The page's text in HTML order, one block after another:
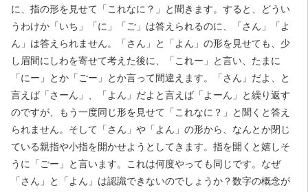
に、指の形を見せて「これなに？」と聞きます。すると、どうい
うわけか「いち」「に」「ご」は答えられるのに、「さん」「よ
ん」は答えられません。「さん」と「よん」の形を見せても、少
し眉間にしわを寄せて考えた後に、「これー」と言い、たまに
「にー」とか「ごー」とか言って間違えます。「さん」だよ、と
言えば「さーん」、「よん」だよと言えば「よーん」と繰り返す
のですが、もう一度同じ形を見せて「これなに？」と聞くと答え
られません。そして「さん」や「よん」の形から、なんとか閉じ
ている親指や小指を開かせようとしてきます。指を開くと嬉しそ
うに「ごー」と言います。これは何度やっても同じです。なぜ
「さん」と「よん」は認識できないのでしょうか？数字の概念が